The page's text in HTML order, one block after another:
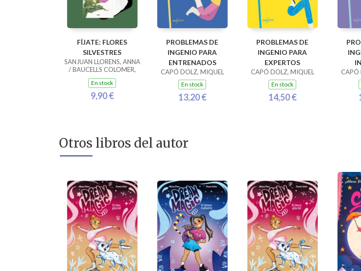
FÍJATE: FLORES
SILVESTRES
SANJUAN LLORENS, ANNA
/ BAUCELLS COLOMER,
RAMON
En stock
9,90 €
PROBLEMAS DE
INGENIO PARA
ENTRENADOS
CAPÓ DOLZ, MIQUEL
En stock
13,20 €
PROBLEMAS DE
INGENIO PARA
EXPERTOS
CAPÓ DOLZ, MIQUEL
En stock
14,50 €
CAPÓ
Otros libros del autor